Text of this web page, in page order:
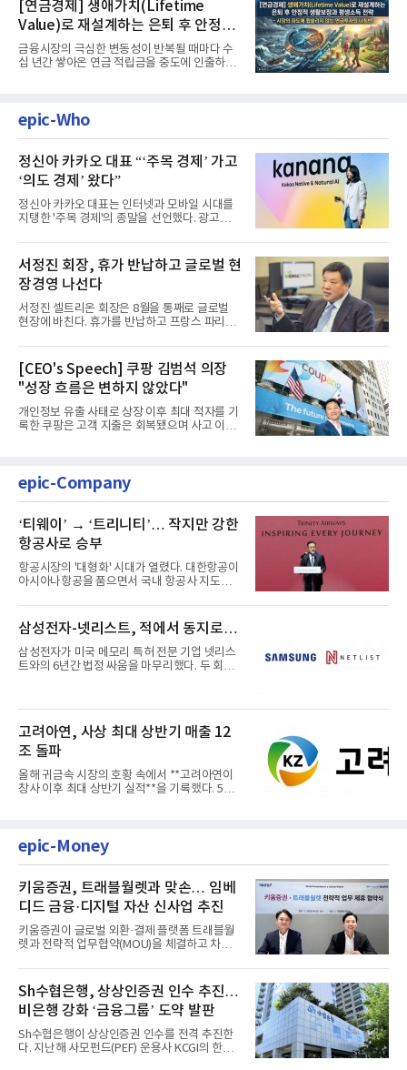
[연금경제] 생애가치(Lifetime
Value)로 재설계하는 은퇴 후 안정적
생활보장과 평생소득 전략
금융시장의 극심한 변동성이 반복될 때마다 수
십 년간 쌓아온 연금 적립금을 중도에 인출하거
epic-Who
정신아 카카오 대표 “‘주목 경제’ 가고
‘의도 경제’ 왔다”
정신아 카카오 대표는 인터넷과 모바일 시대를
지탱한 '주목 경제'의 종말을 선언했다. 광고를
서정진 회장, 휴가 반납하고 글로벌 현
장경영 나선다
서정진 셀트리온 회장은 8월을 통째로 글로벌
현장에 바친다. 휴가를 반납하고 프랑스 파리에
[CEO's Speech] 쿠팡 김범석 의장
"성장 흐름은 변하지 않았다"
개인정보 유출 사태로 상장 이후 최대 적자를 기
록한 쿠팡은 고객 지출은 회복됐으며 사고 이전
epic-Company
‘티웨이’ → ‘트리니티’… 작지만 강한
항공사로 승부
항공시장의 '대형화' 시대가 열렸다. 대한항공이
아시아나항공을 품으면서 국내 항공사 지도가
삼성전자-넷리스트, 적에서 동지로…
삼성전자가 미국 메모리 특허 전문 기업 넷리스
트와의 6년간 법정 싸움을 마무리했다. 두 회사
고려아연, 사상 최대 상반기 매출 12
조 돌파
올해 귀금속 시장의 호황 속에서 **고려아연이
창사 이후 최대 상반기 실적**을 기록했다. 5일
epic-Money
키움증권, 트래블월렛과 맞손… 임베
디드 금융·디지털 자산 신사업 추진
키움증권이 글로벌 외환·결제 플랫폼 트래블월
렛과 전략적 업무협약(MOU)을 체결하고 차세
Sh수협은행, 상상인증권 인수 추진…
비은행 강화 ‘금융그룹’ 도약 발판
Sh수협은행이 상상인증권 인수를 전격 추진한
다. 지난해 사모펀드(PEF) 운용사 KCGI의 한양